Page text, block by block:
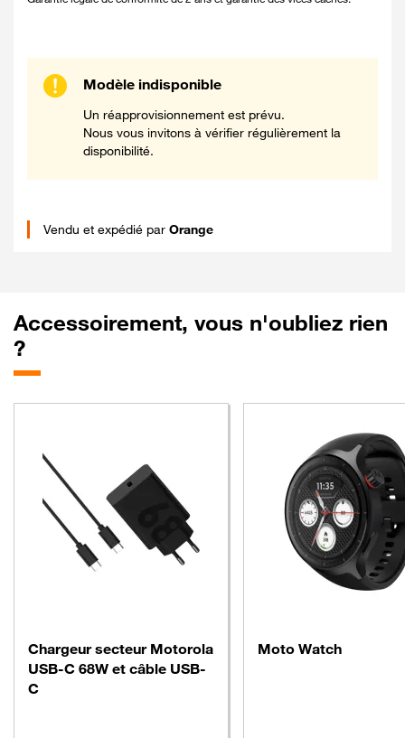
Modèle indisponible
Un réapprovisionnement est prévu.
Nous vous invitons à vérifier régulièrement la
disponibilité.
Vendu et expédié par Orange
Accessoirement, vous n'oubliez rien
?
Chargeur secteur Motorola
USB-C 68W et câble USB-
C
Moto Watch